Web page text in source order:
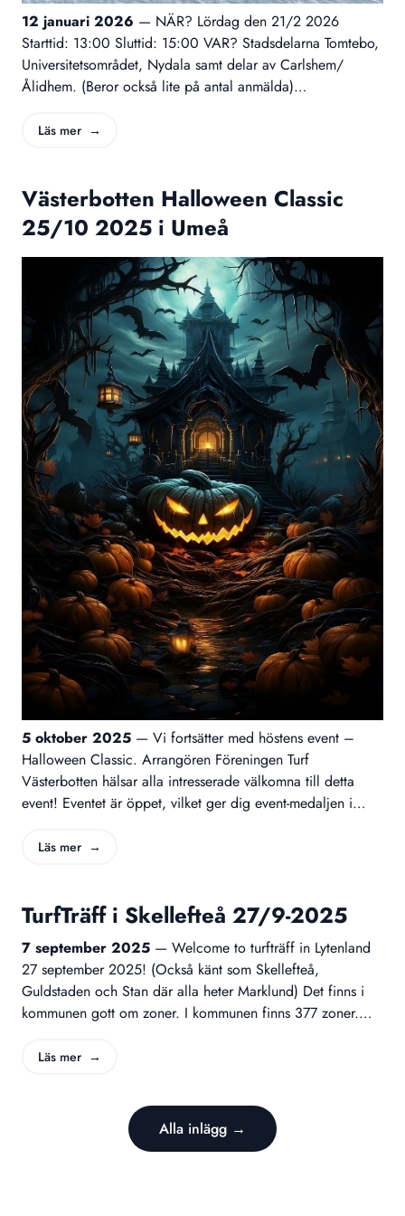
12 januari 2026 — NÄR? Lördag den 21/2 2026
Starttid: 13:00 Sluttid: 15:00 VAR? Stadsdelarna Tomtebo,
Universitetsområdet, Nydala samt delar av Carlshem/
Ålidhem. (Beror också lite på antal anmälda)
Nornan´s samlingslokal, Adress Älvans Väg 158 (3 trappor)
samlingslokalen. Här kommer du att kunna följa eventet via
en storbilds TV, du kommer att kunna träffa andra turfare …
Läs mer →
Västerbotten Halloween Classic
25/10 2025 i Umeå
5 oktober 2025 — Vi fortsätter med höstens event –
Halloween Classic. Arrangören Föreningen Turf
Västerbotten hälsar alla intresserade välkomna till detta
event! Eventet är öppet, vilket ger dig event-medaljen i
Sluttid: 17:00 Umeå – Västerbotten. Stadsdelarna
Väg 158 (3 trappor) Där kommer även prisutdelning att
ske. Det kommer även att finnas tillgång till WC…
Läs mer →
TurfTräff i Skellefteå 27/9-2025
7 september 2025 — Welcome to turfträff in Lytenland
27 september 2025! (Också känt som Skellefteå,
Guldstaden och Stan där alla heter Marklund) Det finns i
kommunen gott om zoner. I kommunen finns 377 zoner.
hinner. Den 27 september blir det en guidad cykeltur till
restaurang (meddelas senare) vid 18 tiden. Anmäl gärna så
vi vet ungefär hur många som kommer. Anmäl till turf…
Läs mer →
Alla inlägg →